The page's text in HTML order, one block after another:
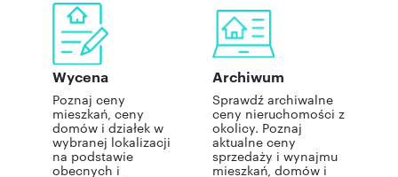
Wycena
Poznaj ceny
mieszkań, ceny
domów i działek w
wybranej lokalizacji
na podstawie
obecnych i
Archiwum
Sprawdź archiwalne
ceny nieruchomości z
okolicy. Poznaj
aktualne ceny
sprzedaży i wynajmu
mieszkań, domów i